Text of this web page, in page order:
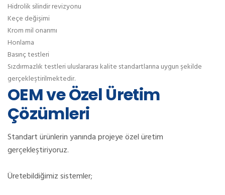
Hidrolik silindir revizyonu
Keçe değişimi
Krom mil onarımı
Honlama
Basınç testleri
Sızdırmazlık testleri uluslararası kalite standartlarına uygun şekilde
gerçekleştirilmektedir.
OEM ve Özel Üretim
Çözümleri
Standart ürünlerin yanında projeye özel üretim
gerçekleştiriyoruz.
Üretebildiğimiz sistemler;